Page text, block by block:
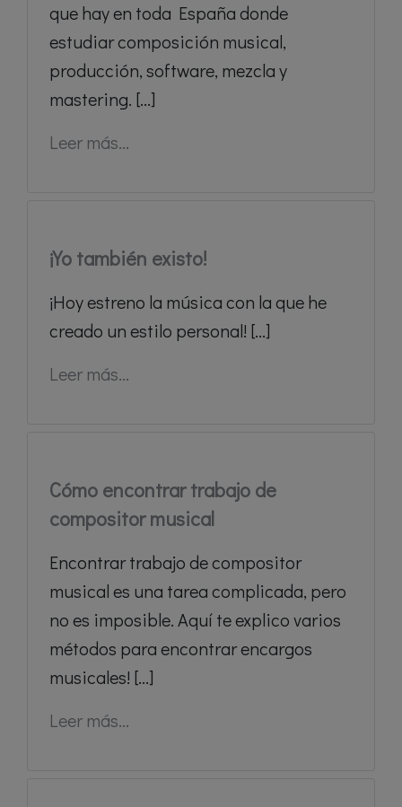
que hay en toda España donde
estudiar composición musical,
producción, software, mezcla y
mastering. [...]
Leer más...
¡Yo también existo!
¡Hoy estreno la música con la que he
creado un estilo personal! [...]
Leer más...
Cómo encontrar trabajo de
compositor musical
Encontrar trabajo de compositor
musical es una tarea complicada, pero
no es imposible. Aquí te explico varios
métodos para encontrar encargos
musicales! [...]
Leer más...